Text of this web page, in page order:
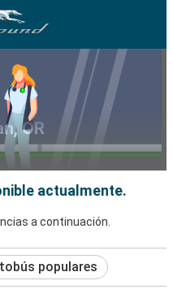
hacia y desde
OR
actualmente.
a continuación.
populares